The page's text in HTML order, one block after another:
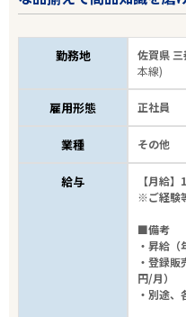
勤務地 佐賀県
本線)
雇用形態 正社員
業種 その他
給与
【月給
※ご経験
■備考
・昇給
・登録
円/月）
・別途、